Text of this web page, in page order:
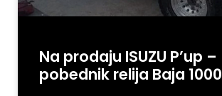
Na prodaju ISUZU P’up –
pobednik relija Baja 1000